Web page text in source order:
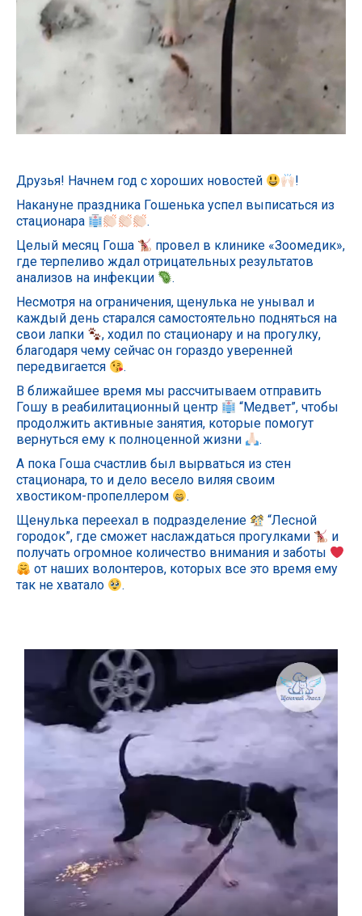
Друзья! Начнем год с хороших новостей
!
Накануне праздника Гошенька успел выписаться из
стационара
.
Целый месяц Гоша
провел в клинике «Зоомедик»,
где терпеливо ждал отрицательных результатов
анализов на инфекции
.
Несмотря на ограничения, щенулька не унывал и
каждый день старался самостоятельно подняться на
свои лапки
, ходил по стационару и на прогулку,
благодаря чему сейчас он гораздо уверенней
передвигается
.
В ближайшее время мы рассчитываем отправить
Гошу в реабилитационный центр
“Медвет”, чтобы
продолжить активные занятия, которые помогут
вернуться ему к полноценной жизни
.
А пока Гоша счастлив был вырваться из стен
стационара, то и дело весело виляя своим
хвостиком-пропеллером
.
Щенулька переехал в подразделение
“Лесной
городок”, где сможет наслаждаться прогулками
и
получать огромное количество внимания и заботы
от наших волонтеров, которых все это время ему
так не хватало
.